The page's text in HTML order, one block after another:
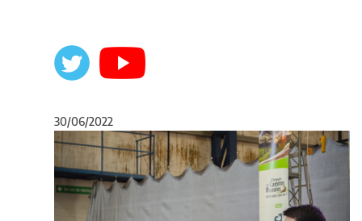
30/06/2022
Anterior